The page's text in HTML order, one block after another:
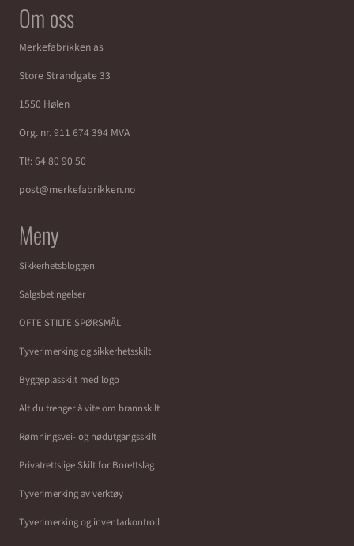
Om oss
Merkefabrikken as
Store Strandgate 33
1550 Hølen
Org. nr. 911 674 394 MVA
Tlf:64 80 90 50
post@merkefabrikken.no
Meny
Sikkerhetsbloggen
Salgsbetingelser
OFTE STILTE SPØRSMÅL
Tyverimerking og sikkerhetsskilt
Byggeplasskilt med logo
Alt du trenger å vite om brannskilt
Rømningsvei- og nødutgangsskilt
Privatrettslige Skilt for Borettslag
Tyverimerking av verktøy
Tyverimerking og inventarkontroll